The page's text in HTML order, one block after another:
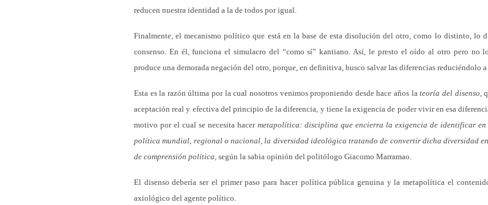
reducen nuestra identidad a la de todos por igual.
Finalmente, el mecanismo político que está en la base de esta disolución del otro, como lo distinto, lo
consenso. En él, funciona el simulacro del “como sí” kantiano. Así, le presto el oído al otro pero no
produce una demorada negación del otro, porque, en definitiva, busco salvar las diferencias reduciéndolo
Esta es la razón última por la cual nosotros venimos proponiendo desde hace años lateoría del disenso,
aceptación real y efectiva del principio de la diferencia, y tiene la exigencia de poder vivir en esa
motivo por el cual se necesita hacer metapolítica: disciplina que encierra la exigencia de identificar en
política mundial, regional o nacional, la diversidad ideológica tratando de convertir dicha diversidad
de comprensión política, según la sabia opinión del politólogo Giacomo Marramao.
El disenso debería ser el primer paso para hacer política pública genuina y la metapolítica el
axiológico del agente político.